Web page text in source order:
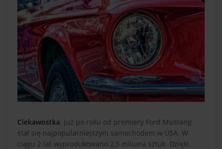
Ciekawostka: Już po roku od premiery Ford Mustang
stał się najpopularniejszym samochodem w USA. W
ciągu 2 lat wyprodukowano 2,5 miliona sztuk. Dzięki